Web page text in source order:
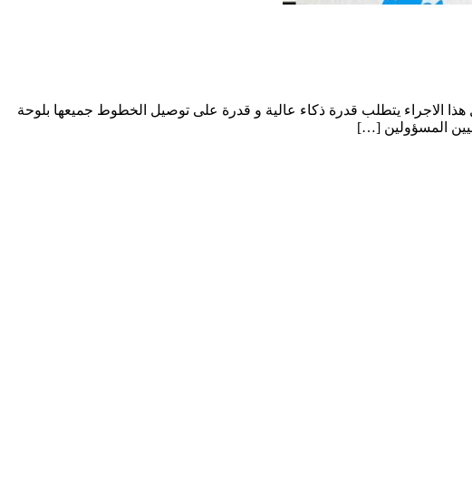
هذا الاجراء يتطلب قدرة ذكاء عالية و قدرة على توصيل الخطوط جميعها بلوحة
المسؤولين […]